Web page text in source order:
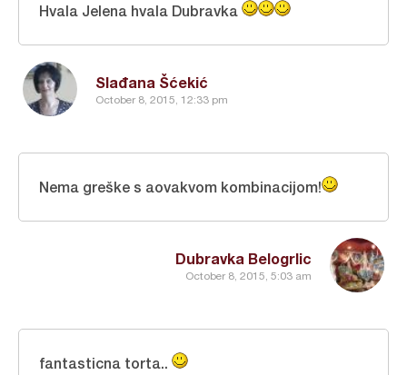
Slađana Šćekić
October 8, 2015, 12:33 pm
Hvala Jelena hvala Dubravka
Dubravka Belogrlic
October 8, 2015, 5:03 am
Nema greške s aovakvom kombinacijom!
fantasticna torta..